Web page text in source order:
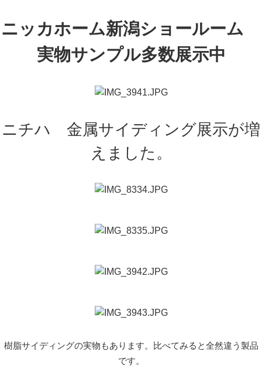
ニッカホーム新潟ショールーム
実物サンプル多数展示中
ニチハ 金属サイディング展示が増
えました。
樹脂サイディングの実物もあります。比べてみると全然違う製品
です。